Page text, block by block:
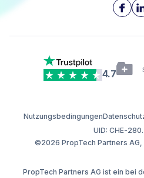
4.7
©2026 PropTech Partners
Nutzungsbedingungen
UID: CHE-
PropTech Partners AG ist ein bei